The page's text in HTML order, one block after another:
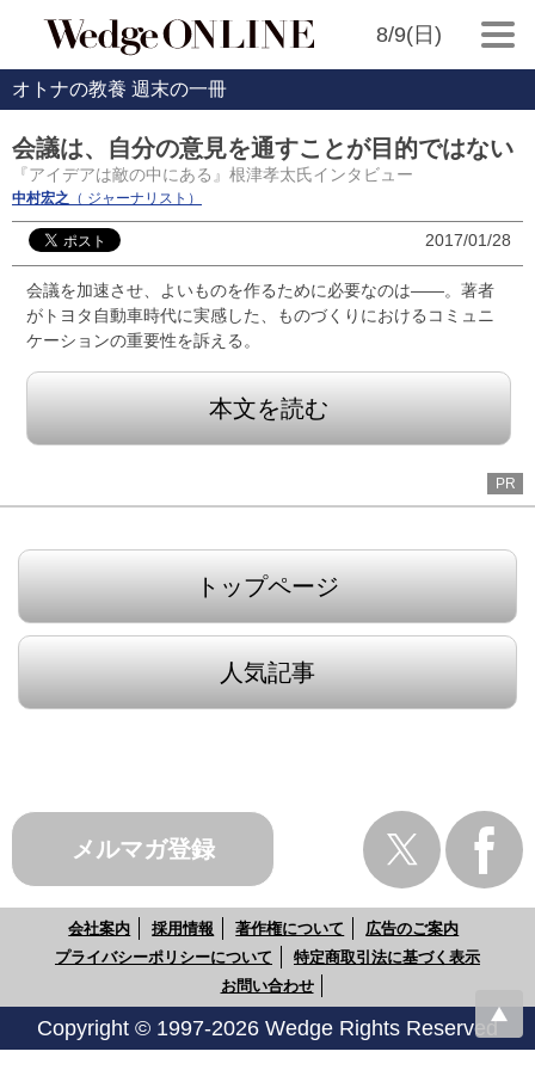
8/9(日)
オトナの教養 週末の一冊
会議は、自分の意見を通すことが目的ではない
『アイデアは敵の中にある』根津孝太氏インタビュー
中村宏之 （ ジャーナリスト）
2017/01/28
会議を加速させ、よいものを作るために必要なのは――。著者
がトヨタ自動車時代に実感した、ものづくりにおけるコミュニ
ケーションの重要性を訴える。
本文を読む
PR
トップページ
人気記事
メルマガ登録
会社案内 採用情報 著作権について
広告のご案内
プライバシーポリシーについて
特定商取引法に基づく表示
お問い合わせ
Copyright © 1997-2026 Wedge Rights Reserved